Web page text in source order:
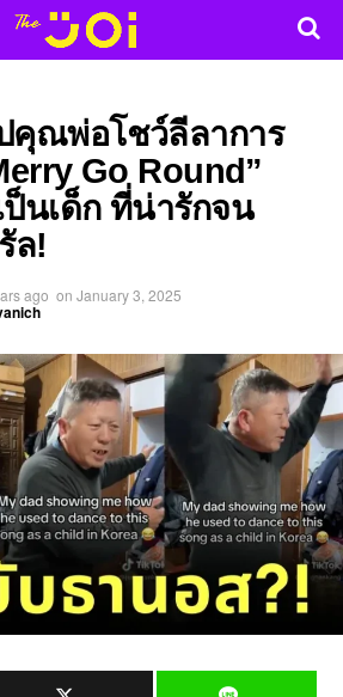
คุณพ่อโชว์ลีลาการ
Go Round”
นเด็ก ที่น่ารักจน
ล!
ago on January 3, 2025